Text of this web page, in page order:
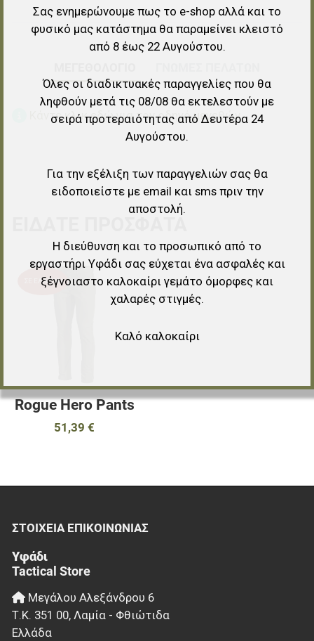
Κάντε κλικ εδώ για τον οδηγό μεγεθών.
ΣΕ ΈΛΛΕΙΨΗ Προσθήκη στα αγαπημένα
Προσθήκη για σύγκριση
Γρήγορη ματιά
Rogue Hero Pants
51,39 €
ΣΤΟΙΧΕΊΑ EΠΙΚΟΙΝΩΝΊΑΣ
Υφάδι
Tactical Store
Μεγάλου Αλεξάνδρου 6
Τ.Κ. 351 00, Λαμία - Φθιώτιδα
Ελλάδα
Σας ενημερώνουμε πως το e-shop αλλά και το
φυσικό μας κατάστημα θα παραμείνει κλειστό
από 8 έως 22 Αυγούστου.
Όλες οι διαδικτυακές παραγγελίες που θα
ληφθούν μετά τις 08/08 θα εκτελεστούν με
σειρά προτεραιότητας από Δευτέρα 24
Αυγούστου.
Για την εξέλιξη των παραγγελιών σας θα
ειδοποιείστε με email και sms πριν την
αποστολή.
Η διεύθυνση και το προσωπικό από το
εργαστήρι Υφάδι σας εύχεται ένα ασφαλές και
ξέγνοιαστο καλοκαίρι γεμάτο όμορφες και
χαλαρές στιγμές.
Καλό καλοκαίρι